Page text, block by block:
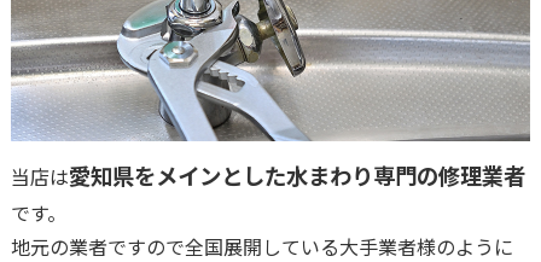
当店は愛知県をメインとした水まわり専門の修理業者
です。
地元の業者ですので全国展開している大手業者様のように